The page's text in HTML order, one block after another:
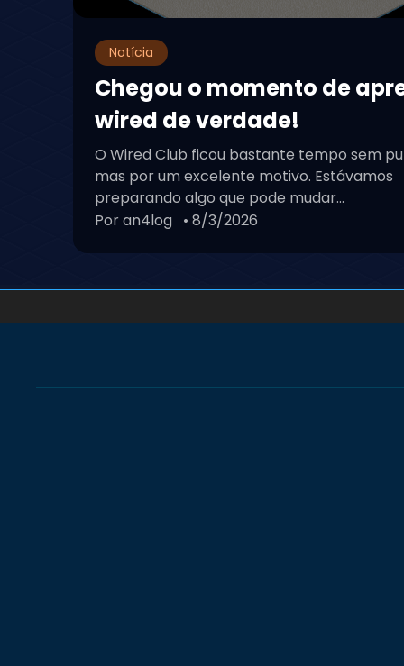
Notícia
Chegou o momento de
wired de verdade!
O Wired Club ficou bastante tempo sem
mas por um excelente motivo. Estávamos
preparando algo que pode mudar...
Por an4log • 8/3/2026